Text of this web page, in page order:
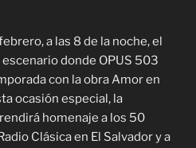
a las 8 de la noche, el
donde OPUS 503
con la obra Amor en
ocasión especial, la
homenaje a los 50
Clásica en El Salvador y a